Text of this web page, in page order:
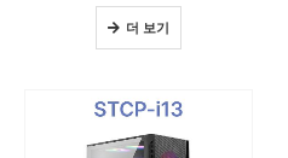
더 보기